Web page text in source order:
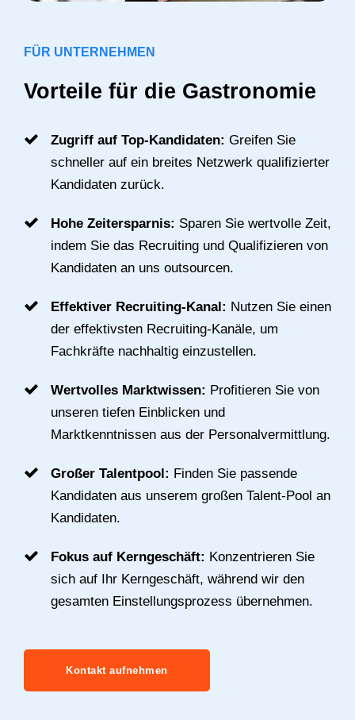
FÜR UNTERNEHMEN
Vorteile für die Gastronomie
Zugriff auf Top-Kandidaten: Greifen Sie
schneller auf ein breites Netzwerk qualifizierter
Kandidaten zurück.
Hohe Zeitersparnis: Sparen Sie wertvolle Zeit,
indem Sie das Recruiting und Qualifizieren von
Kandidaten an uns outsourcen.
Effektiver Recruiting-Kanal: Nutzen Sie einen
der effektivsten Recruiting-Kanäle, um
Fachkräfte nachhaltig einzustellen.
Wertvolles Marktwissen: Profitieren Sie von
unseren tiefen Einblicken und
Marktkenntnissen aus der Personalvermittlung.
Großer Talentpool: Finden Sie passende
Kandidaten aus unserem großen Talent-Pool an
Kandidaten.
Fokus auf Kerngeschäft: Konzentrieren Sie
sich auf Ihr Kerngeschäft, während wir den
gesamten Einstellungsprozess übernehmen.
Kontakt aufnehmen